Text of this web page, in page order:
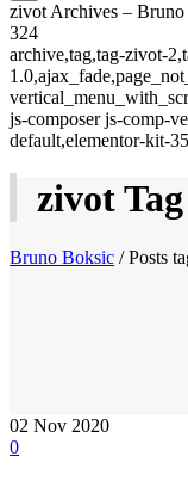
zivot Archives –
324
archive,tag,tag-zivot-
js-composer js-comp-
default,elementor-kit-
zivot Tag
Bruno Boksic /Posts
02 Nov 2020
0